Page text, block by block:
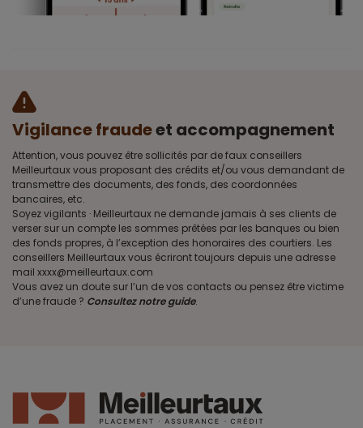
Vigilance fraudeet accompagnement
Attention, vous pouvez être sollicités par de faux conseillers
Meilleurtaux vous proposant des crédits et/ou vous demandant de
transmettre des documents, des fonds, des coordonnées
bancaires, etc.
Soyez vigilants · Meilleurtaux ne demande jamais à ses clients de
verser sur un compte les sommes prêtées par les banques ou bien
des fonds propres, à l’exception des honoraires des courtiers. Les
conseillers Meilleurtaux vous écriront toujours depuis une adresse
mail xxxx@meilleurtaux.com
Vous avez un doute sur l’un de vos contacts ou pensez être victime
d’une fraude ? Consultez notre guide.